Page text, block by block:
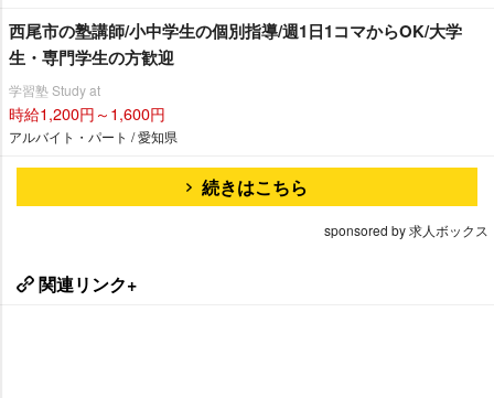
西尾市の塾講師/小中学生の個別指導/週1日1コマからOK/大学
生・専門学生の方歓迎
学習塾 Study at
時給1,200円～1,600円
アルバイト・パート / 愛知県
続きはこちら
sponsored by 求人ボックス
関連リンク+